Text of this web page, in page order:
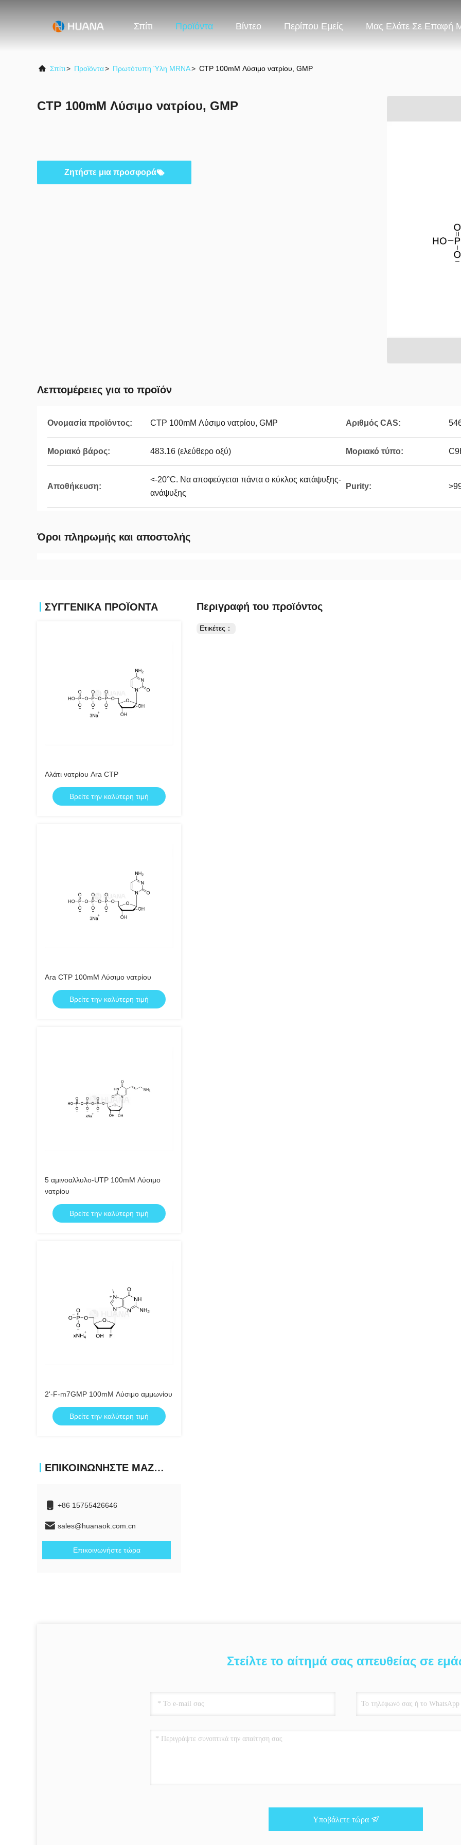
Σπίτι Προϊόντα Βίντεο Περίπου Εμείς Μας Ελάτε Σε Επαφή
Σπίτι> Προϊόντα> Πρωτότυπη Ύλη MRNA> CTP 100mM Λύσιμο νατρίου, GMP
CTP 100mM Λύσιμο νατρίου, GMP
Ζητήστε μια προσφορά
Λεπτομέρειες για το προϊόν
Ονομασία προϊόντος: CTP 100mM Λύσιμο νατρίου, GMP Αριθμός CAS:
Μοριακό βάρος: 483.16 (ελεύθερο οξύ) Μοριακό τύπο:
Αποθήκευση:
<-20°C. Να αποφεύγεται πάντα ο κύκλος κατάψυξης-
ανάψυξης
Purity:
Όροι πληρωμής και αποστολής
ΣΥΓΓΕΝΙΚΆ ΠΡΟΪΌΝΤΑ
Αλάτι νατρίου Ara CTP
Βρείτε την καλύτερη τιμή
Ara CTP 100mM Λύσιμο νατρίου
Βρείτε την καλύτερη τιμή
5 αμινοαλλυλο-UTP 100mM Λύσιμο
νατρίου
Βρείτε την καλύτερη τιμή
2'-F-m7GMP 100mM Λύσιμο αμμωνίου
Βρείτε την καλύτερη τιμή
ΕΠΙΚΟΙΝΩΝΉΣΤΕ ΜΑΖΊ ΜΑΣ
+86 15755426646
sales@huanaok.com.cn
Επικοινωνήστε τώρα
Περιγραφή του προϊόντος
Ετικέτες：
Στείλτε το αίτημά σας απευθείας σε
Υποβάλετε τώρα